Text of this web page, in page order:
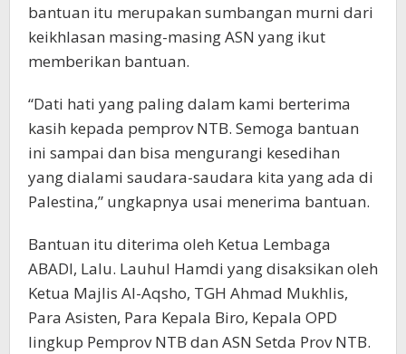
bantuan itu merupakan sumbangan murni dari
keikhlasan masing-masing ASN yang ikut
memberikan bantuan.
“Dati hati yang paling dalam kami berterima
kasih kepada pemprov NTB. Semoga bantuan
ini sampai dan bisa mengurangi kesedihan
yang dialami saudara-saudara kita yang ada di
Palestina,” ungkapnya usai menerima bantuan.
Bantuan itu diterima oleh Ketua Lembaga
ABADI, Lalu. Lauhul Hamdi yang disaksikan oleh
Ketua Majlis Al-Aqsho, TGH Ahmad Mukhlis,
Para Asisten, Para Kepala Biro, Kepala OPD
lingkup Pemprov NTB dan ASN Setda Prov NTB.